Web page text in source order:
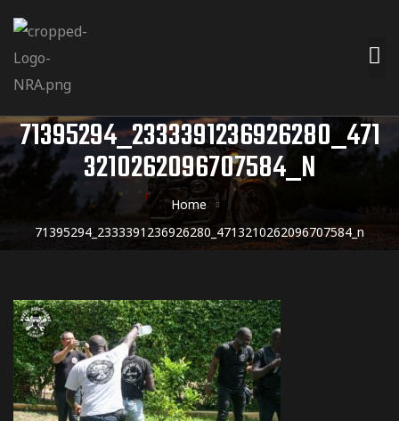
71395294_2333391236926280_471
3210262096707584_N
Home
71395294_2333391236926280_4713210262096707584_n